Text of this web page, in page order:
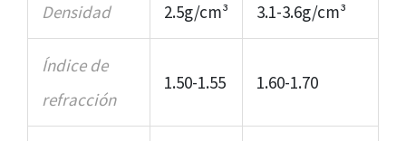
Densidad 2.5g/cm³ 3.1-3.6g/cm³
Índice de
refracción
1.50-1.55 1.60-1.70